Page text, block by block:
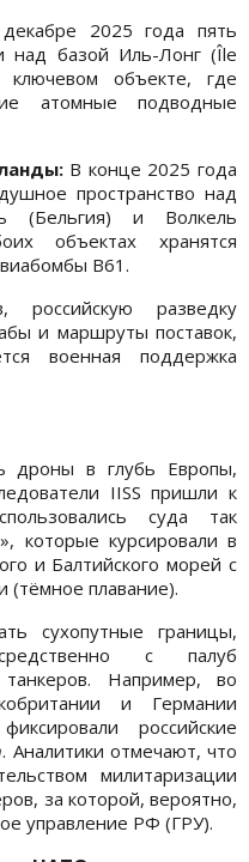
2025 года пять
над базой Иль-Лонг (Île
объекте, где
атомные подводные
В конце 2025 года
пространство над
(Бельгия) и Волкель
объектах хранятся
B61.
разведку
и маршруты поставок,
военная поддержка
дроны в глубь Европы,
IISS пришли к
суда так
которые курсировали в
и Балтийского морей с
плавание).
сухопутные границы,
с палуб
Например, во
и Германии
российские
. Аналитики отмечают, что
милитаризации
за которой, вероятно,
управление РФ (ГРУ).